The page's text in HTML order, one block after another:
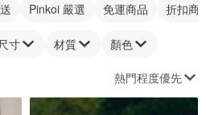
Pinkoi 嚴選 免運商品 折扣商
尺寸 材質 顏色
熱門程度優先